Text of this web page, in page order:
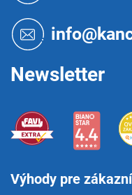
Newsletter
Výhody pre